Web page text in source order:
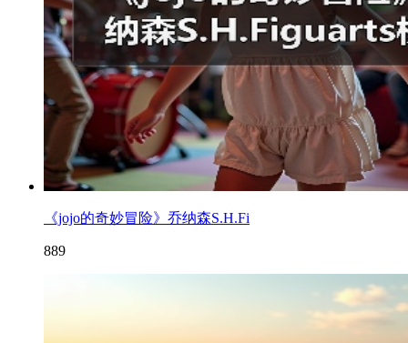
《jojo的奇妙冒险》乔纳森S.H.Fi
889